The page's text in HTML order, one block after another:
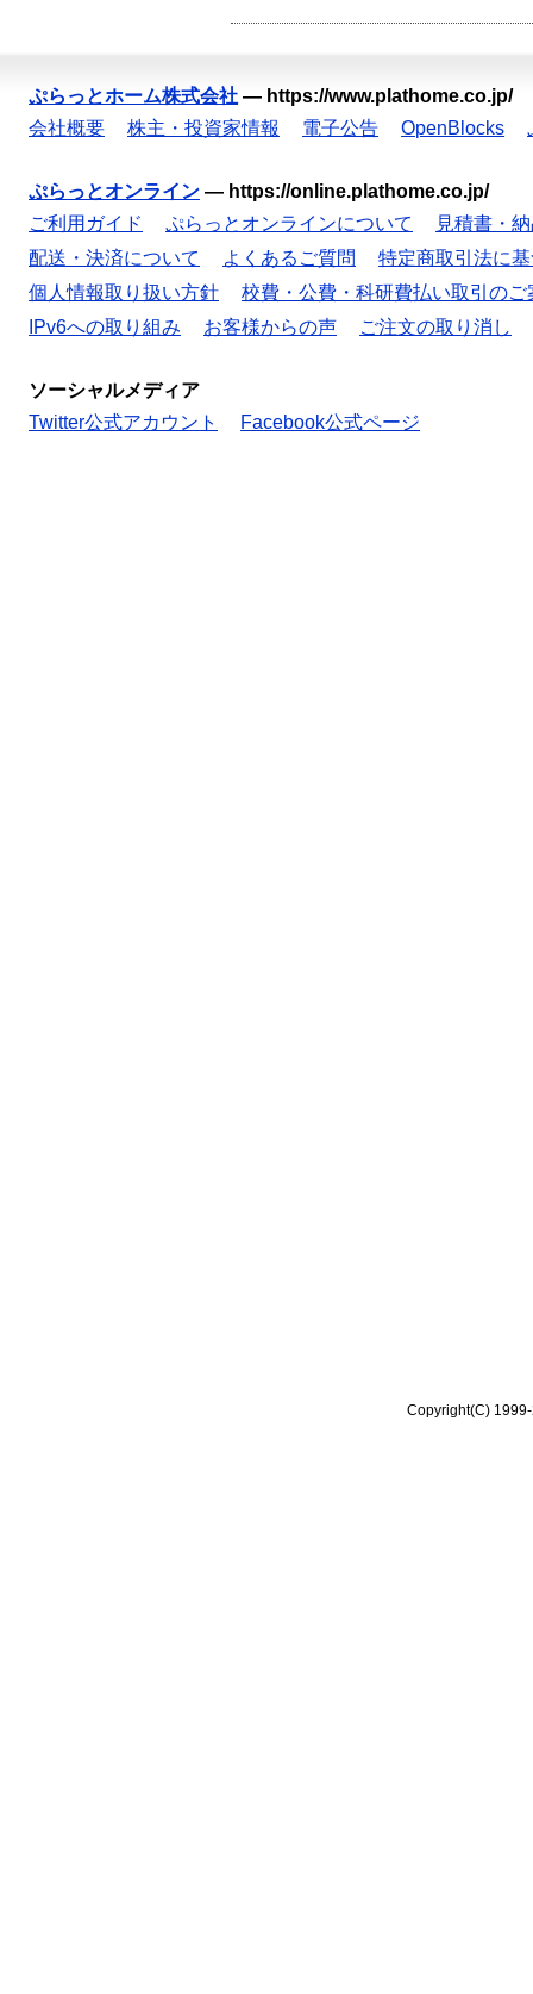
ぷらっとホーム株式会社 — https://www.plathome.co.jp/
会社概要
株主・投資家情報 電子公告 OpenBlocks
ぷらっとオンライン — https://online.plathome.co.jp/
ご利用ガイド
ぷらっとオンラインについて
見積書・
配送・決済について
よくあるご質問
特定商取引法に
個人情報取り扱い方針
校費・公費・科研費払い取引のご
IPv6への取り組み
お客様からの声 ご注文の取り消し
ソーシャルメディア
Twitter公式アカウント
Facebook公式ページ
Copyright(C)